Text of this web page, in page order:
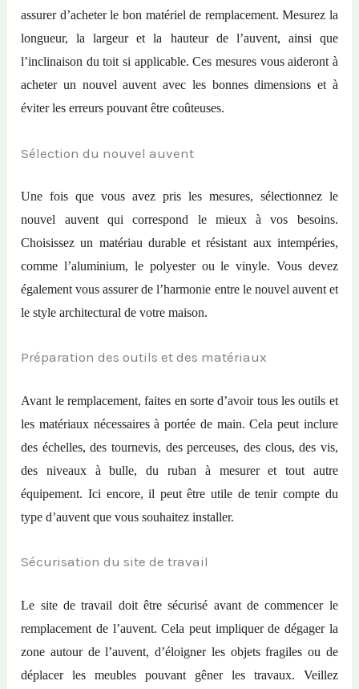
assurer d’acheter le bon matériel de remplacement. Mesurez la
longueur, la largeur et la hauteur de l’auvent, ainsi que
l’inclinaison du toit si applicable. Ces mesures vous aideront à
acheter un nouvel auvent avec les bonnes dimensions et à
éviter les erreurs pouvant être coûteuses.
Sélection du nouvel auvent
Une fois que vous avez pris les mesures, sélectionnez le
nouvel auvent qui correspond le mieux à vos besoins.
Choisissez un matériau durable et résistant aux intempéries,
comme l’aluminium, le polyester ou le vinyle. Vous devez
également vous assurer de l’harmonie entre le nouvel auvent et
le style architectural de votre maison.
Préparation des outils et des matériaux
Avant le remplacement, faites en sorte d’avoir tous les outils et
les matériaux nécessaires à portée de main. Cela peut inclure
des échelles, des tournevis, des perceuses, des clous, des vis,
des niveaux à bulle, du ruban à mesurer et tout autre
équipement. Ici encore, il peut être utile de tenir compte du
type d’auvent que vous souhaitez installer.
Sécurisation du site de travail
Le site de travail doit être sécurisé avant de commencer le
remplacement de l’auvent. Cela peut impliquer de dégager la
zone autour de l’auvent, d’éloigner les objets fragiles ou de
déplacer les meubles pouvant gêner les travaux. Veillez